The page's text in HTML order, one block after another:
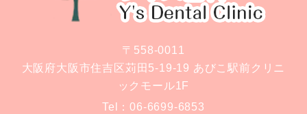
〒558-0011
大阪府大阪市住吉区苅田5-19-19 あびこ駅前クリニ
ックモール1F
Tel：06-6699-6853